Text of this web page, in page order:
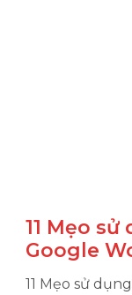
11 Mẹo
Google
11 Mẹo sử